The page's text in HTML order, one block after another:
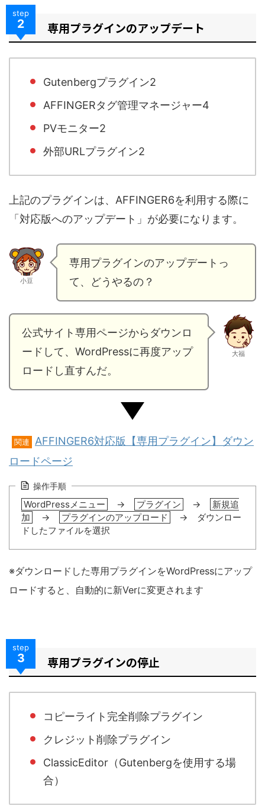
step
2 専用プラグインのアップデート
Gutenbergプラグイン2
AFFINGERタグ管理マネージャー4
PVモニター2
外部URLプラグイン2
上記のプラグインは、AFFINGER6を利用する際に
「対応版へのアップデート」が必要になります。
小豆
専用プラグインのアップデートっ
て、どうやるの？
公式サイト専用ページからダウンロ
ードして、WordPressに再度アップ
ロードし直すんだ。
大福
関連
AFFINGER6対応版【専用プラグイン】ダウン
ロードページ
操作手順
WordPressメニュー → プラグイン →
新規追
加
→ プラグインのアップロード
→ ダウンロー
ドしたファイルを選択
※ダウンロードした専用プラグインをWordPressにアップ
ロードすると、自動的に新Verに変更されます
step
3 専用プラグインの停止
コピーライト完全削除プラグイン
クレジット削除プラグイン
ClassicEditor（Gutenbergを使用する場
合）